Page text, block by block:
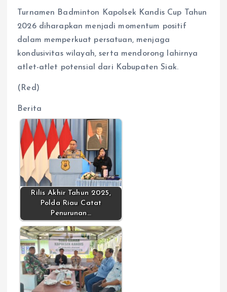
Turnamen Badminton Kapolsek Kandis Cup Tahun
2026 diharapkan menjadi momentum positif
dalam memperkuat persatuan, menjaga
kondusivitas wilayah, serta mendorong lahirnya
atlet-atlet potensial dari Kabupaten Siak.
(Red)
Berita
Rilis Akhir Tahun 2025,
Polda Riau Catat
Penurunan…